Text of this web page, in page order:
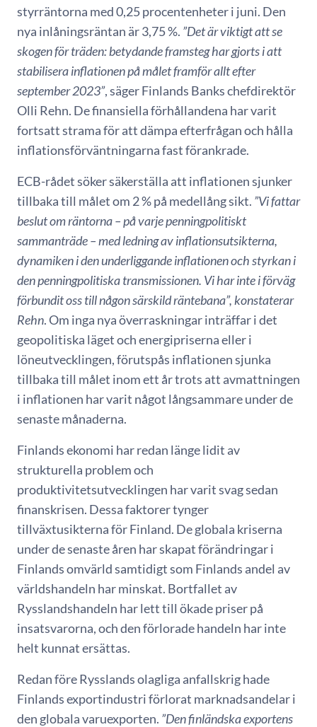
styrräntorna med 0,25 procentenheter i juni. Den
nya inlåningsräntan är 3,75 %. ”Det är viktigt att se
skogen för träden: betydande framsteg har gjorts i att
stabilisera inflationen på målet framför allt efter
september 2023”, säger Finlands Banks chefdirektör
Olli Rehn. De finansiella förhållandena har varit
fortsatt strama för att dämpa efterfrågan och hålla
inflationsförväntningarna fast förankrade.
ECB-rådet söker säkerställa att inflationen sjunker
tillbaka till målet om 2 % på medellång sikt. ”Vi fattar
beslut om räntorna – på varje penningpolitiskt
sammanträde – med ledning av inflationsutsikterna,
dynamiken i den underliggande inflationen och styrkan i
den penningpolitiska transmissionen. Vi har inte i förväg
förbundit oss till någon särskild räntebana”, konstaterar
Rehn. Om inga nya överraskningar inträffar i det
geopolitiska läget och energipriserna eller i
löneutvecklingen, förutspås inflationen sjunka
tillbaka till målet inom ett år trots att avmattningen
i inflationen har varit något långsammare under de
senaste månaderna.
Finlands ekonomi har redan länge lidit av
strukturella problem och
produktivitetsutvecklingen har varit svag sedan
finanskrisen. Dessa faktorer tynger
tillväxtusikterna för Finland. De globala kriserna
under de senaste åren har skapat förändringar i
Finlands omvärld samtidigt som Finlands andel av
världshandeln har minskat. Bortfallet av
Rysslandshandeln har lett till ökade priser på
insatsvarorna, och den förlorade handeln har inte
helt kunnat ersättas.
Redan före Rysslands olagliga anfallskrig hade
Finlands exportindustri förlorat marknadsandelar i
den globala varuexporten. ”Den finländska exportens